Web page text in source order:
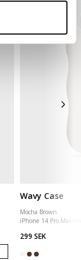
Wavy Case
Mocha Brown
iPhone 14 Pro Max
299 SEK